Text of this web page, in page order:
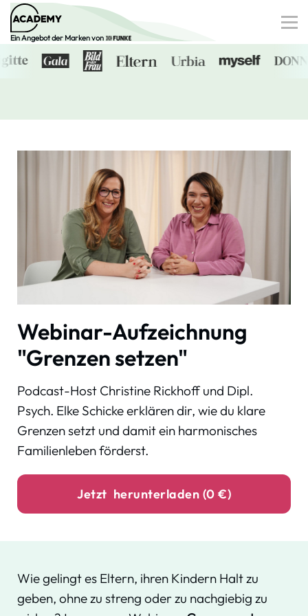
Ein Angebot der Marken von
Digitale Dossiers
0€-Angebote
Anmelden
Webinar-Aufzeichnung
"Grenzen setzen"
Podcast-Host Christine Rickhoff und Dipl.
Psych. Elke Schicke erklären dir, wie du klare
Grenzen setzt und damit ein harmonisches
Familienleben förderst.
Jetzt herunterladen (0 €)
Wie gelingt es Eltern, ihren Kindern Halt zu
geben, ohne zu streng oder zu nachgiebig zu